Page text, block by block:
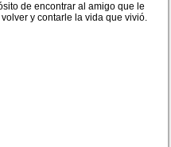
de encontrar al amigo que le
y contarle la vida que vivió.